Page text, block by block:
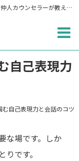
お見合いで相手の心を掴む自己表現力と会話のコツ｜仲人カウンセラーが教える好印象の作り方【埼玉の結婚相談所KMA】
自己表現力
自己表現力と会話のコツ
な場です。しか
です。